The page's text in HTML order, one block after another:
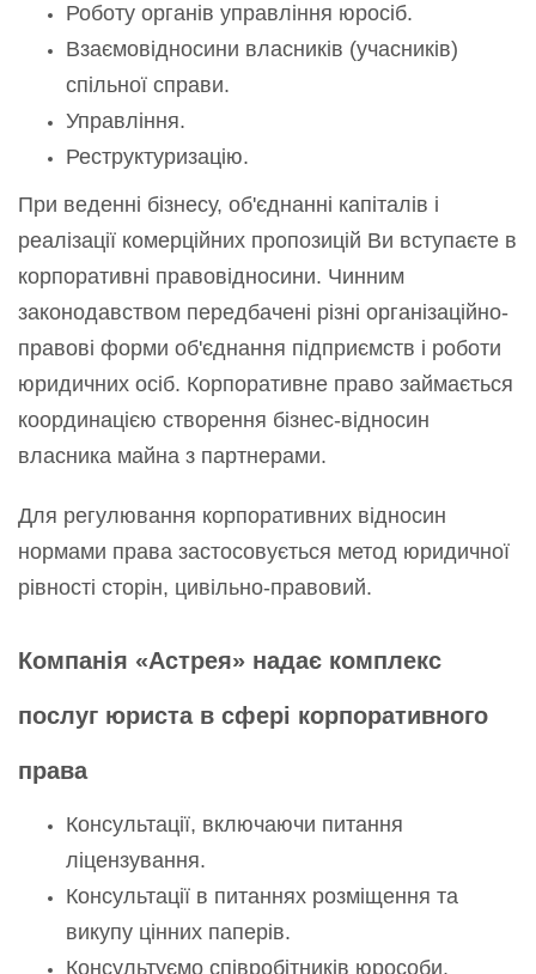
Роботу органів управління юросіб.
Взаємовідносини власників (учасників)
спільної справи.
Управління.
Реструктуризацію.
При веденні бізнесу, об'єднанні капіталів і
реалізації комерційних пропозицій Ви вступаєте в
корпоративні правовідносини. Чинним
законодавством передбачені різні організаційно-
правові форми об'єднання підприємств і роботи
юридичних осіб. Корпоративне право займається
координацією створення бізнес-відносин
власника майна з партнерами.
Для регулювання корпоративних відносин
нормами права застосовується метод юридичної
рівності сторін, цивільно-правовий.
Компанія «Астрея» надає комплекс
послуг юриста в сфері корпоративного
права
Консультації, включаючи питання
ліцензування.
Консультації в питаннях розміщення та
викупу цінних паперів.
Консультуємо співробітників юрособи.